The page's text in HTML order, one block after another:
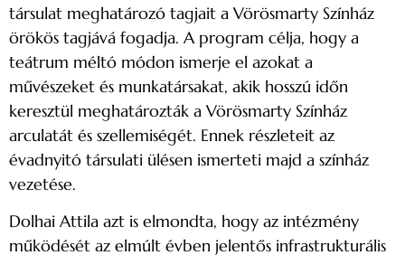
társulat meghatározó tagjait a Vörösmarty Színház
örökös tagjává fogadja. A program célja, hogy a
teátrum méltó módon ismerje el azokat a
művészeket és munkatársakat, akik hosszú időn
keresztül meghatározták a Vörösmarty Színház
arculatát és szellemiségét. Ennek részleteit az
évadnyitó társulati ülésen ismerteti majd a színház
vezetése.
Dolhai Attila azt is elmondta, hogy az intézmény
működését az elmúlt évben jelentős infrastrukturális